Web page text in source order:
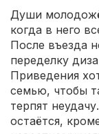
Души
когда в него
После въезда
переделку
Приведения
семью, чтобы
терпят
остаётся,